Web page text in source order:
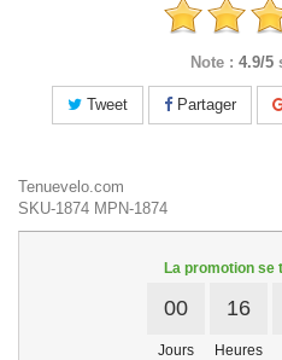
Note : 4.9/5
Tweet Partager
Tenuevelo.com
SKU-1874 MPN-1874
La promotion se
00
Jours
16
Heures